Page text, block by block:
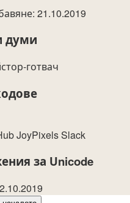
21.10.2019
думи
готвач
JoyPixelsSlack
за Unicode